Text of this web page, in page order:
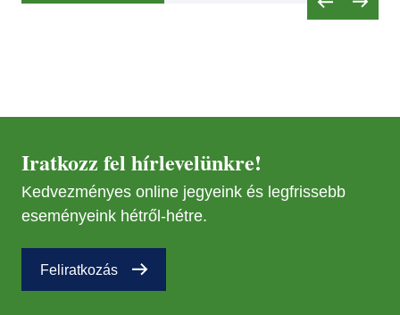
NOV
NOV
Iratkozz fel hírlevelünkre!
Kedvezményes online jegyeink és legfrissebb
eseményeink hétről-hétre.
Feliratkozás